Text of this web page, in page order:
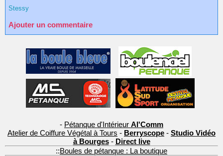
Stessy
Ajouter un commentaire
- Pétanque d'Intérieur Al'Comm
Atelier de Coiffure Végétal à Tours - Berryscope - Studio Vidéo
à Bourges- Direct live
::Boules de pétanque : La boutique